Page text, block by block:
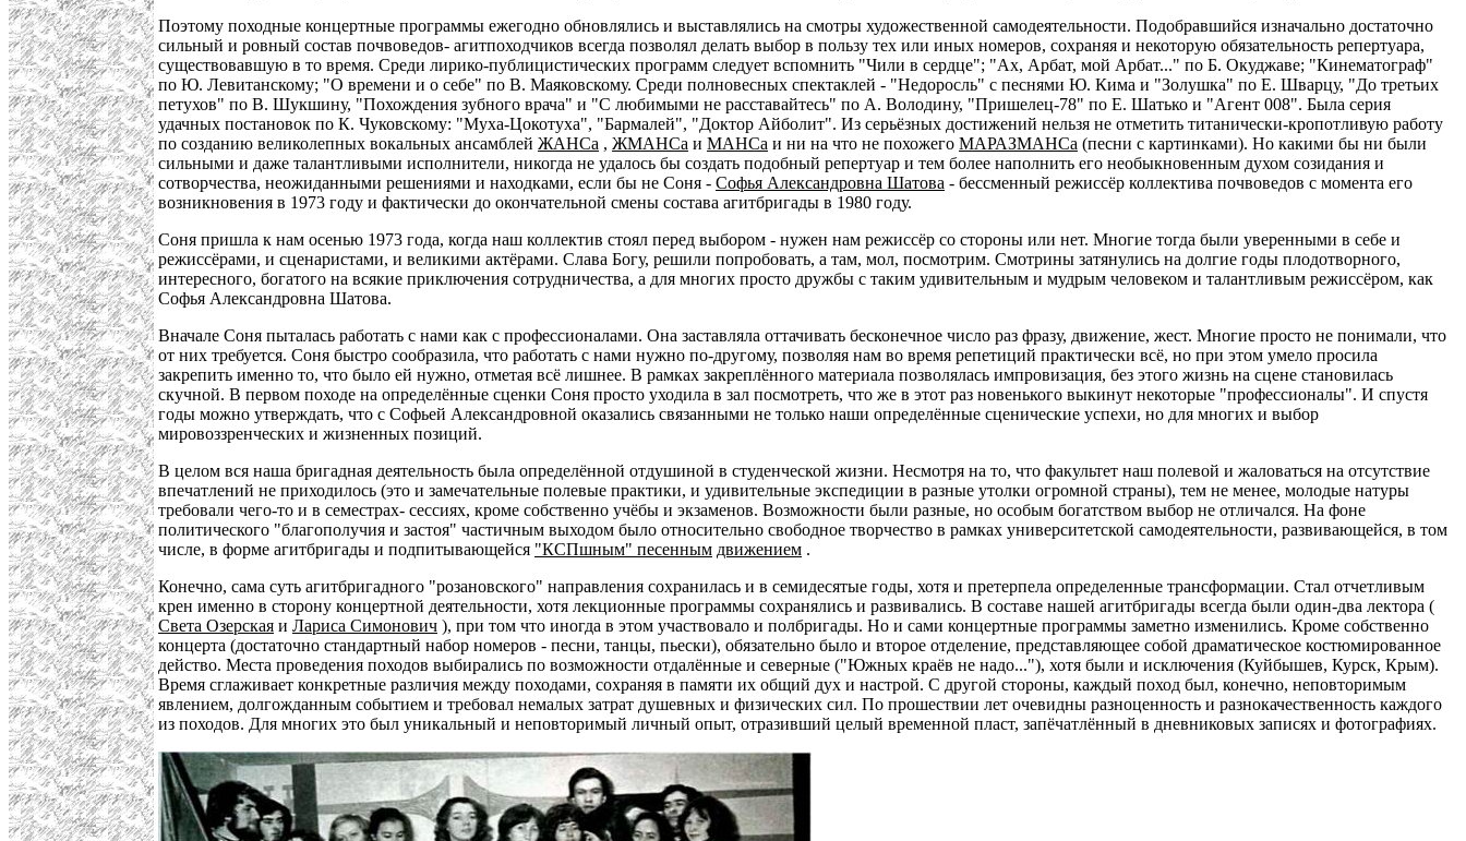
Поэтому походные концертные программы ежегодно обновлялись и выставлялись на смотры художественной самодеятельности. Подобравшийся изначально достаточно
сильный и ровный состав почвоведов- агитпоходчиков всегда позволял делать выбор в пользу тех или иных номеров, сохраняя и некоторую обязательность репертуара,
существовавшую в то время. Среди лирико-публицистических программ следует вспомнить "Чили в сердце"; "Ах, Арбат, мой Арбат..." по Б. Окуджаве; "Кинематограф"
по Ю. Левитанскому; "О времени и о себе" по В. Маяковскому. Среди полновесных спектаклей - "Недоросль" с песнями Ю. Кима и "Золушка" по Е. Шварцу, "До третьих
петухов" по В. Шукшину, "Похождения зубного врача" и "С любимыми не расставайтесь" по А. Володину, "Пришелец-78" по Е. Шатько и "Агент 008". Была серия
удачных постановок по К. Чуковскому: "Муха-Цокотуха", "Бармалей", "Доктор Айболит". Из серьёзных достижений нельзя не отметить титанически-кропотливую работу
по созданию великолепных вокальных ансамблей ЖАНСа , ЖМАНСа и МАНСа и ни на что не похожего МАРАЗМАНСа (песни с картинками). Но какими бы ни были
сильными и даже талантливыми исполнители, никогда не удалось бы создать подобный репертуар и тем более наполнить его необыкновенным духом созидания и
сотворчества, неожиданными решениями и находками, если бы не Соня - Софья Александровна Шатова - бессменный режиссёр коллектива почвоведов с момента его
возникновения в 1973 году и фактически до окончательной смены состава агитбригады в 1980 году.
Соня пришла к нам осенью 1973 года, когда наш коллектив стоял перед выбором - нужен нам режиссёр со стороны или нет. Многие тогда были уверенными в себе и
режиссёрами, и сценаристами, и великими актёрами. Слава Богу, решили попробовать, а там, мол, посмотрим. Смотрины затянулись на долгие годы плодотворного,
интересного, богатого на всякие приключения сотрудничества, а для многих просто дружбы с таким удивительным и мудрым человеком и талантливым режиссёром, как
Софья Александровна Шатова.
Вначале Соня пыталась работать с нами как с профессионалами. Она заставляла оттачивать бесконечное число раз фразу, движение, жест. Многие просто не понимали, что
от них требуется. Соня быстро сообразила, что работать с нами нужно по-другому, позволяя нам во время репетиций практически всё, но при этом умело просила
закрепить именно то, что было ей нужно, отметая всё лишнее. В рамках закреплённого материала позволялась импровизация, без этого жизнь на сцене становилась
скучной. В первом походе на определённые сценки Соня просто уходила в зал посмотреть, что же в этот раз новенького выкинут некоторые "профессионалы". И спустя
годы можно утверждать, что с Софьей Александровной оказались связанными не только наши определённые сценические успехи, но для многих и выбор
мировоззренческих и жизненных позиций.
В целом вся наша бригадная деятельность была определённой отдушиной в студенческой жизни. Несмотря на то, что факультет наш полевой и жаловаться на отсутствие
впечатлений не приходилось (это и замечательные полевые практики, и удивительные экспедиции в разные утолки огромной страны), тем не менее, молодые натуры
требовали чего-то и в семестрах- сессиях, кроме собственно учёбы и экзаменов. Возможности были разные, но особым богатством выбор не отличался. На фоне
политического "благополучия и застоя" частичным выходом было относительно свободное творчество в рамках университетской самодеятельности, развивающейся, в том
числе, в форме агитбригады и подпитывающейся "КСПшным" песенным движением .
Конечно, сама суть агитбригадного "розановского" направления сохранилась и в семидесятые годы, хотя и претерпела определенные трансформации. Стал отчетливым
крен именно в сторону концертной деятельности, хотя лекционные программы сохранялись и развивались. В составе нашей агитбригады всегда были один-два лектора (
Света Озерская и Лариса Симонович ), при том что иногда в этом участвовало и полбригады. Но и сами концертные программы заметно изменились. Кроме собственно
концерта (достаточно стандартный набор номеров - песни, танцы, пьески), обязательно было и второе отделение, представляющее собой драматическое костюмированное
действо. Места проведения походов выбирались по возможности отдалённые и северные ("Южных краёв не надо..."), хотя были и исключения (Куйбышев, Курск, Крым).
Время сглаживает конкретные различия между походами, сохраняя в памяти их общий дух и настрой. С другой стороны, каждый поход был, конечно, неповторимым
явлением, долгожданным событием и требовал немалых затрат душевных и физических сил. По прошествии лет очевидны разноценность и разнокачественность каждого
из походов. Для многих это был уникальный и неповторимый личный опыт, отразивший целый временной пласт, запёчатлённый в дневниковых записях и фотографиях.